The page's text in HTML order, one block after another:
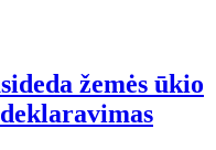
žemės ūkio